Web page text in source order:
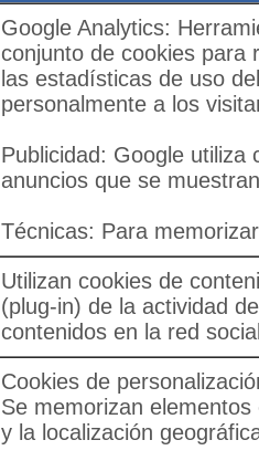
Google Analytics:
conjunto de cookies para
las estadísticas de uso
personalmente a los
Publicidad: Google utiliza
anuncios que se
Técnicas: Para
Utilizan cookies de
(plug-in) de la actividad
contenidos en la red
Cookies de
Se memorizan
y la localización